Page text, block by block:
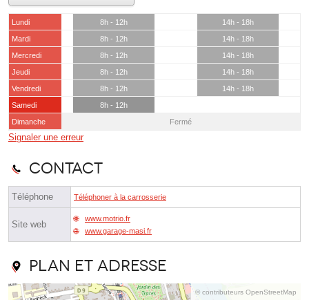
Lundi 8h - 12h
14h - 18h
Mardi
8h - 12h
14h - 18h
Mercredi
8h - 12h
14h - 18h
Jeudi
8h - 12h
14h - 18h
Vendredi
8h - 12h
14h - 18h
Samedi
8h - 12h
Dimanche
Fermé
Signaler une erreur
Contact
Téléphone Téléphoner à la carrosserie
Site web
www.motrio.fr
www.garage-masi.fr
Plan et adresse
© contributeurs OpenStreetMap